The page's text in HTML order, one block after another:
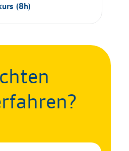
(8h)